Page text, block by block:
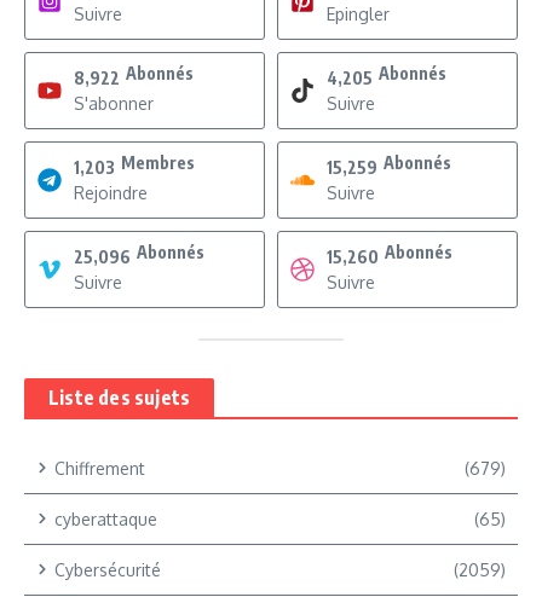
Suivre
Epingler
8,922 Abonnés
S'abonner
4,205 Abonnés
Suivre
1,203 Membres
Rejoindre
15,259 Abonnés
Suivre
25,096 Abonnés
Suivre
15,260 Abonnés
Suivre
Liste des sujets
Chiffrement (679)
cyberattaque (65)
Cybersécurité (2059)